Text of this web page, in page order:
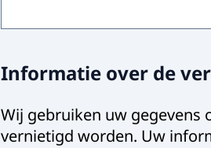
Informatie over de
Wij gebruiken uw gegevens
vernietigd worden. Uw